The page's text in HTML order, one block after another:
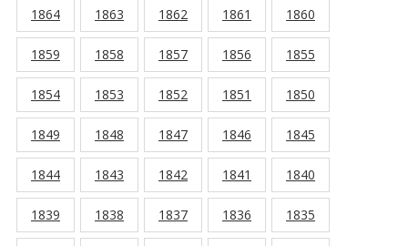
1864 1863 1862 1861 1860
1859 1858 1857 1856 1855
1854 1853 1852 1851 1850
1849 1848 1847 1846 1845
1844 1843 1842 1841 1840
1839 1838 1837 1836 1835